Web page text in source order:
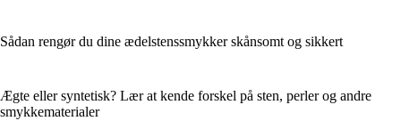
Sådan rengør du dine ædelstenssmykker skånsomt og sikkert
Ægte eller syntetisk? Lær at kende forskel på sten, perler og andre
smykkematerialer